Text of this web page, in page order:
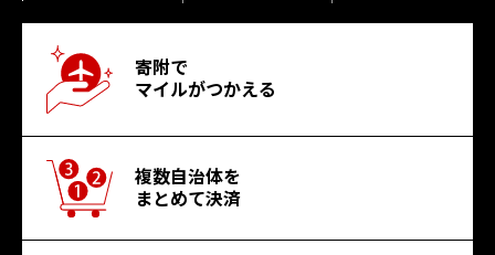
寄附で
マイルがつかえる
複数自治体を
まとめて決済